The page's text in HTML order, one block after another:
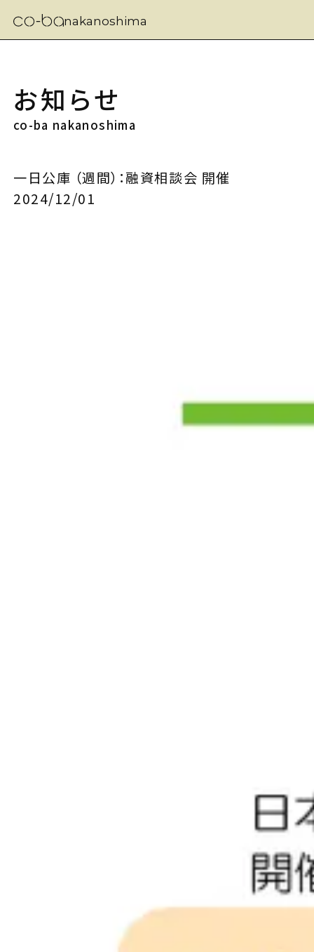
nakanoshima
お知らせ
co-ba nakanoshima
一日公庫 （週間）：融資相談会 開催
2024/12/01